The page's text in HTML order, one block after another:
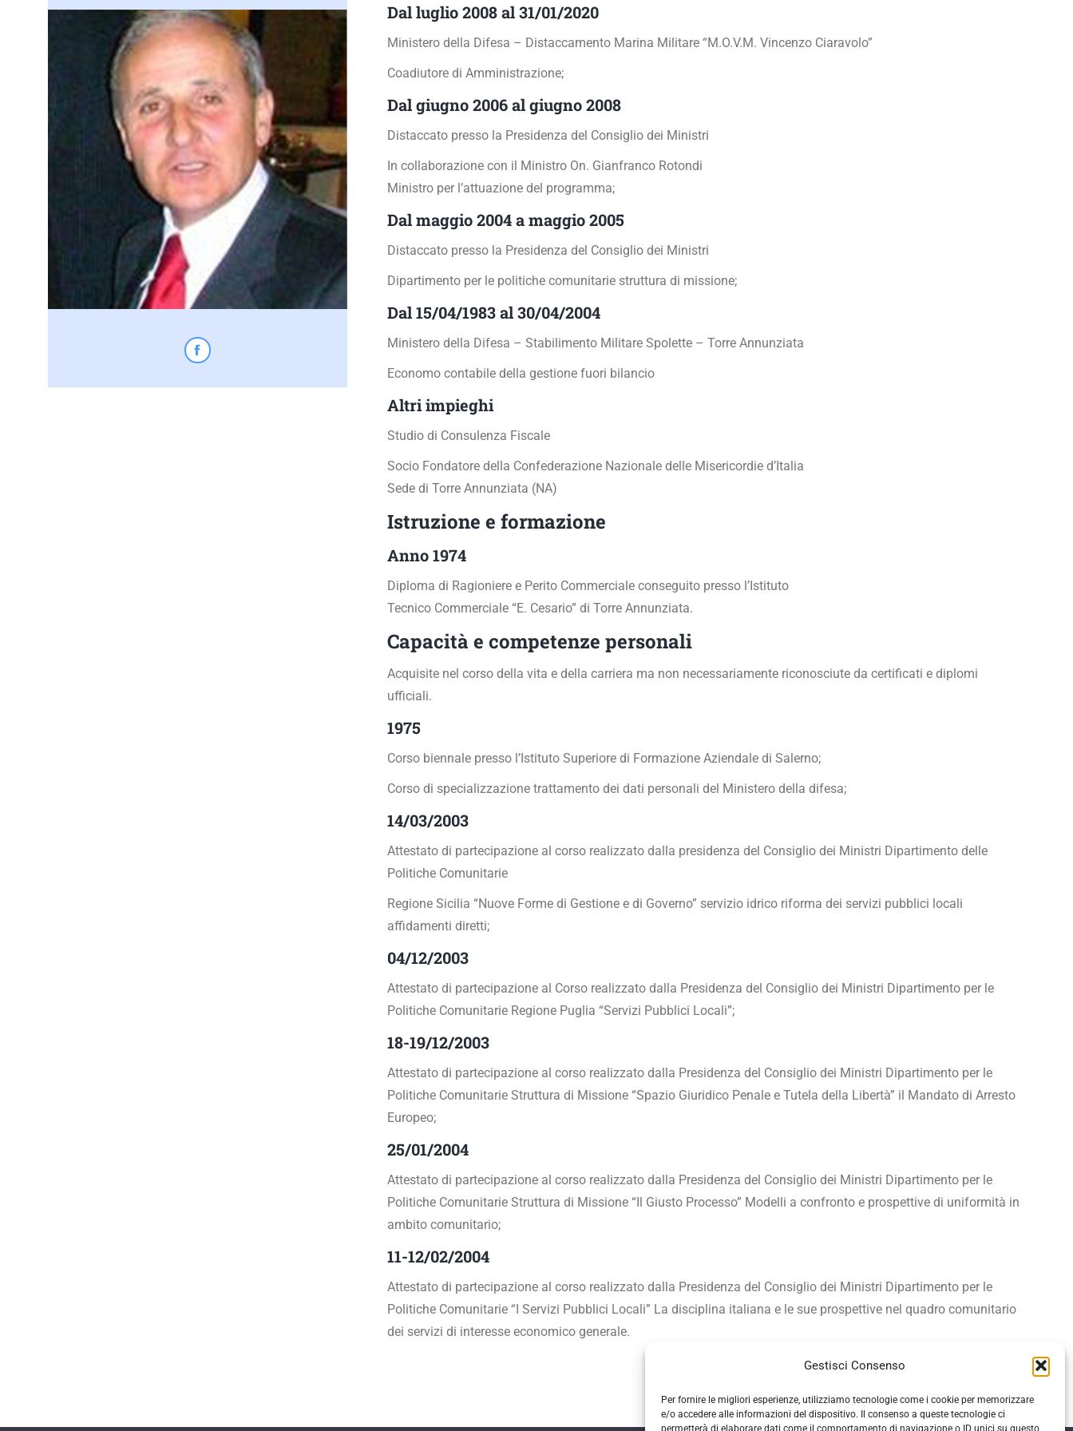
Gestisci Consenso
Per fornire le migliori esperienze, utilizziamo tecnologie come i cookie per memorizzare
e/o accedere alle informazioni del dispositivo. Il consenso a queste tecnologie ci
permetterà di elaborare dati come il comportamento di navigazione o ID unici su questo
Facebook
Dal luglio 2008 al 31/01/2020
Ministero della Difesa – Distaccamento Marina Militare “M.O.V.M. Vincenzo Ciaravolo”
Coadiutore di Amministrazione;
Dal giugno 2006 al giugno 2008
Distaccato presso la Presidenza del Consiglio dei Ministri
In collaborazione con il Ministro On. Gianfranco Rotondi
Ministro per l’attuazione del programma;
Dal maggio 2004 a maggio 2005
Distaccato presso la Presidenza del Consiglio dei Ministri
Dipartimento per le politiche comunitarie struttura di missione;
Dal 15/04/1983 al 30/04/2004
Ministero della Difesa – Stabilimento Militare Spolette – Torre Annunziata
Economo contabile della gestione fuori bilancio
Altri impieghi
Studio di Consulenza Fiscale
Socio Fondatore della Confederazione Nazionale delle Misericordie d’Italia
Sede di Torre Annunziata (NA)
Istruzione e formazione
Anno 1974
Diploma di Ragioniere e Perito Commerciale conseguito presso l’Istituto
Tecnico Commerciale “E. Cesario” di Torre Annunziata.
Capacità e competenze personali
Acquisite nel corso della vita e della carriera ma non necessariamente riconosciute da certificati e diplomi
ufficiali.
1975
Corso biennale presso l’Istituto Superiore di Formazione Aziendale di Salerno;
Corso di specializzazione trattamento dei dati personali del Ministero della difesa;
14/03/2003
Attestato di partecipazione al corso realizzato dalla presidenza del Consiglio dei Ministri Dipartimento delle
Politiche Comunitarie
Regione Sicilia “Nuove Forme di Gestione e di Governo” servizio idrico riforma dei servizi pubblici locali
affidamenti diretti;
04/12/2003
Attestato di partecipazione al Corso realizzato dalla Presidenza del Consiglio dei Ministri Dipartimento per le
Politiche Comunitarie Regione Puglia “Servizi Pubblici Locali”;
18-19/12/2003
Attestato di partecipazione al corso realizzato dalla Presidenza del Consiglio dei Ministri Dipartimento per le
Politiche Comunitarie Struttura di Missione “Spazio Giuridico Penale e Tutela della Libertà” il Mandato di Arresto
Europeo;
25/01/2004
Attestato di partecipazione al corso realizzato dalla Presidenza del Consiglio dei Ministri Dipartimento per le
Politiche Comunitarie Struttura di Missione “Il Giusto Processo” Modelli a confronto e prospettive di uniformità in
ambito comunitario;
11-12/02/2004
Attestato di partecipazione al corso realizzato dalla Presidenza del Consiglio dei Ministri Dipartimento per le
Politiche Comunitarie “I Servizi Pubblici Locali” La disciplina italiana e le sue prospettive nel quadro comunitario
dei servizi di interesse economico generale.